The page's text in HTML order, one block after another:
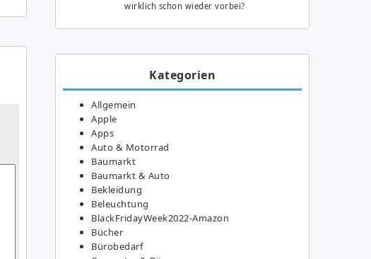
wirklich schon wieder vorbei?
Kategorien
Allgemein
Apple
Apps
Auto & Motorrad
Baumarkt
Baumarkt & Auto
Bekleidung
Beleuchtung
BlackFridayWeek2022-Amazon
Bücher
Bürobedarf